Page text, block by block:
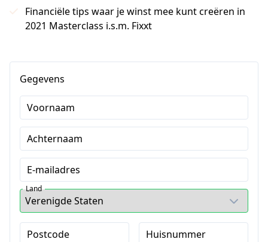
Financiële tips waar je winst mee kunt creëren in
2021 Masterclass i.s.m. Fixxt
Gegevens
Voornaam
Achternaam
E-mailadres
Land
Postcode Huisnummer